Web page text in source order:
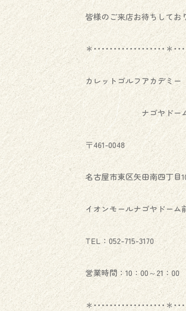
皆様のご来店お待ちしてお
＊･･････････････････＊･･
カレットゴルフアカデミー
ナゴヤドーム
〒461-0048
名古屋市東区矢田南四丁目
イオンモールナゴヤドーム
TEL：052-715-3170
営業時間：10：00～21：00
＊･･････････････････＊･･